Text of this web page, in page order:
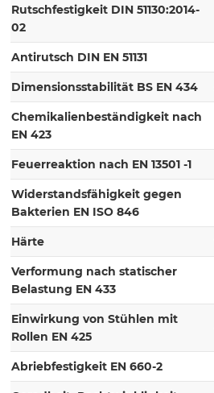
Rutschfestigkeit DIN 51130:2014-
02
Antirutsch DIN EN 51131
Dimensionsstabilität BS EN 434
Chemikalienbeständigkeit nach
EN 423
Feuerreaktion nach EN 13501 -1
Widerstandsfähigkeit gegen
Bakterien EN ISO 846
Härte
Verformung nach statischer
Belastung EN 433
Einwirkung von Stühlen mit
Rollen EN 425
Abriebfestigkeit EN 660-2